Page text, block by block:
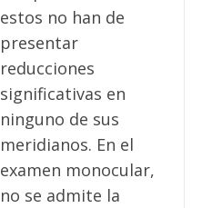
estos no han de
presentar
reducciones
significativas en
ninguno de sus
meridianos. En el
examen monocular,
no se admite la